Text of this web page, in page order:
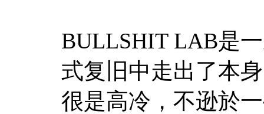
BULLSHIT LAB是
式复旧中走出了本
很是高冷，不逊於